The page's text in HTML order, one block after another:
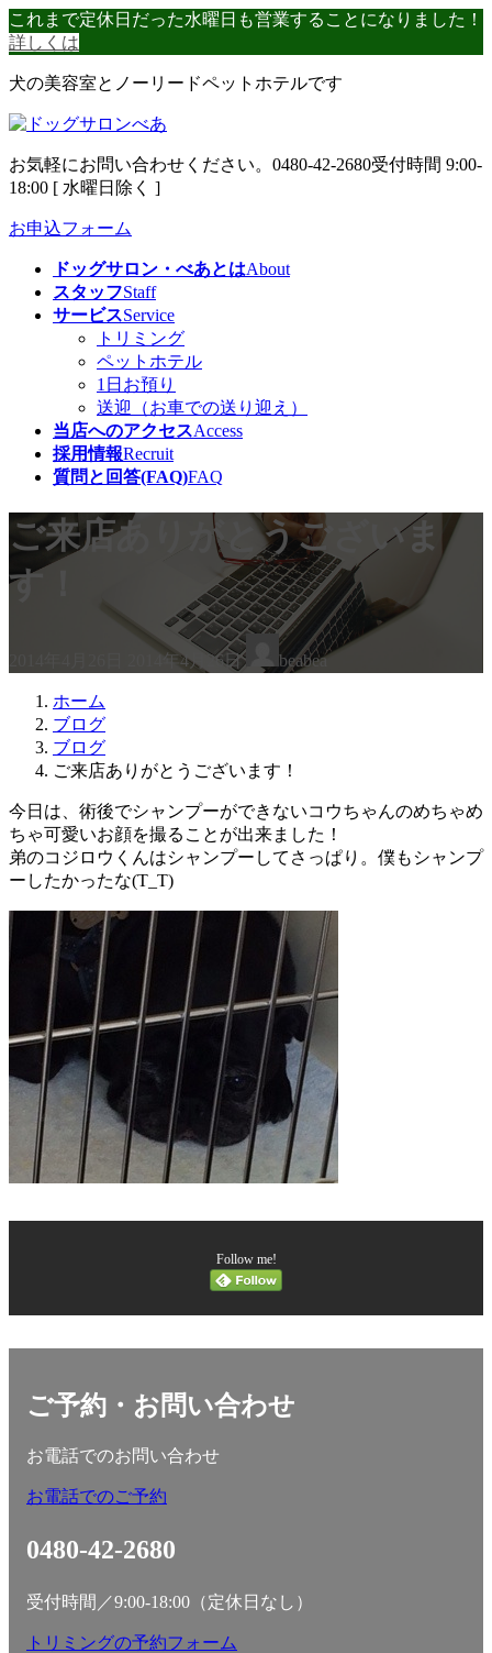
コ
ン
ン
ツ
へ
ス
キ
プ
ナ
ビ
ー
シ
ョ
ン
に
動
これまで定休日だった水曜日も営業することになりました！
詳しくは
犬の美容室とノーリードペットホテルです
お気軽にお問い合わせください。 0480-42-2680受付時間 9:00-
18:00 [ 水曜日除く ]
お申込フォーム
ドッグサロン・べあとはAbout
スタッフStaff
サービスService
トリミング
ペットホテル
1日お預り
送迎（お車での送り迎え）
当店へのアクセスAccess
採用情報Recruit
質問と回答(FAQ)FAQ
ご来店ありがとうございま
す！
:
2014年4月26日 beabea
ホーム
ブログ
ブログ
ご来店ありがとうございます！
今日は、術後でシャンプーができないコウちゃんのめちゃめ
ちゃ可愛いお顔を撮ることが出来ました！
弟のコジロウくんはシャンプーしてさっぱり。僕もシャンプ
ーしたかったな(T_T)
Follow me!
ご予約・お問い合わせ
お電話でのお問い合わせ
お電話でのご予約
0480-42-2680
受付時間／9:00-18:00（定休日なし）
トリミングの予約フォーム